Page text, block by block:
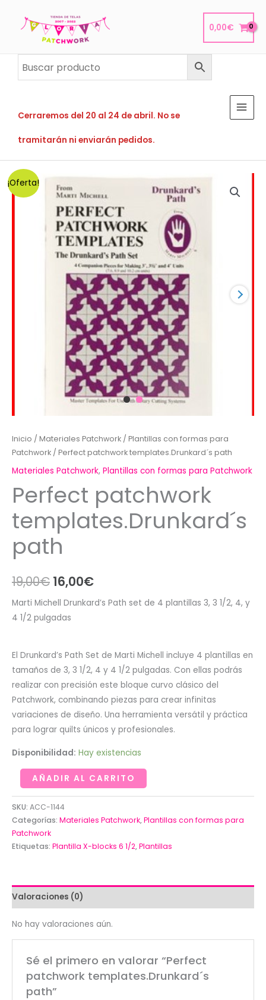
0,00€
Cerraremos del 20 al 24 de abril. No se
tramitarán ni enviarán pedidos.
¡Oferta!
Inicio / Materiales Patchwork / Plantillas con formas para
Patchwork / Perfect patchwork templates.Drunkard´s path
Materiales Patchwork, Plantillas con formas para Patchwork
Perfect patchwork
templates.Drunkard´s
path
19,00€ El
precio
original
era:
19,00€.
16,00€El
precio
es:
16,00€.
Marti Michell Drunkard’s Path set de 4 plantillas 3, 3 1/2, 4, y
4 1/2 pulgadas
El Drunkard’s Path Set de Marti Michell incluye 4 plantillas en
tamaños de 3, 3 1/2, 4 y 4 1/2 pulgadas. Con ellas podrás
realizar con precisión este bloque curvo clásico del
Patchwork, combinando piezas para crear infinitas
variaciones de diseño. Una herramienta versátil y práctica
para lograr quilts únicos y profesionales.
Disponibilidad: Hay existencias
Perfect
patchwork
templates.Drunkard
´s
path
cantidad
AÑADIR AL CARRITO
SKU: ACC-1144
Categorías: Materiales Patchwork,Plantillas con formas para
Patchwork
Etiquetas: Plantilla X-blocks 6 1/2,Plantillas
Valoraciones (0)
No hay valoraciones aún.
Sé el primero en valorar “Perfect
patchwork templates.Drunkard´s
path”